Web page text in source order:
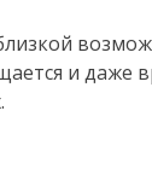
и даже